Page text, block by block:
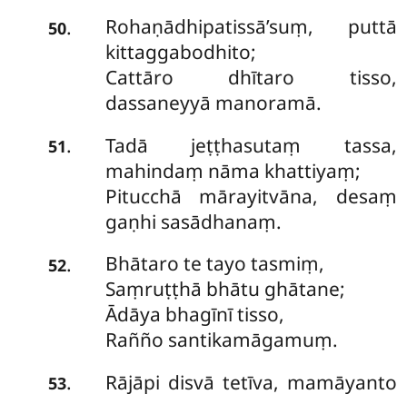
50.
Rohaṇādhipatissā’suṃ, puttā
kittaggabodhito;
Cattāro dhītaro tisso,
dassaneyyā manoramā.
51.
Tadā jeṭṭhasutaṃ tassa,
mahindaṃ nāma khattiyaṃ;
Pitucchā mārayitvāna, desaṃ
gaṇhi sasādhanaṃ.
52.
Bhātaro te tayo tasmiṃ,
Saṃruṭṭhā bhātu ghātane;
Ādāya bhagīnī tisso,
Rañño santikamāgamuṃ.
53.
Rājāpi disvā tetīva, mamāyanto